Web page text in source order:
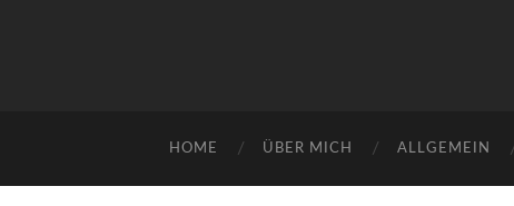
HOME ÜBER MICH ALLGEMEIN